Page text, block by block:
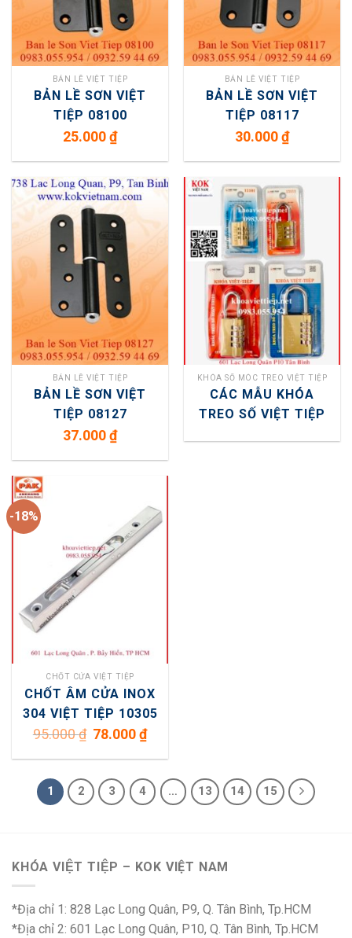
BẢN LỀ VIỆT TIỆP
BẢN LỀ SƠN VIỆT
TIỆP 08100
25.000₫
BẢN LỀ VIỆT TIỆP
BẢN LỀ SƠN VIỆT
TIỆP 08117
30.000₫
BẢN LỀ VIỆT TIỆP
BẢN LỀ SƠN VIỆT
TIỆP 08127
37.000₫
KHÓA SỐ MÓC TREO VIỆT TIỆP
CÁC MẪU KHÓA
TREO SỐ VIỆT TIỆP
-18%
CHỐT CỬA VIỆT TIỆP
CHỐT ÂM CỬA INOX
304 VIỆT TIỆP 10305
95.000₫ Giá
gốc
95.000 ₫.
78.000₫Giá
hiện
là:
1 2 3 4 … 13 14 15
KHÓA VIỆT TIỆP – KOK VIỆT NAM
*Địa chỉ 1: 828 Lạc Long Quân, P9, Q. Tân Bình, Tp.HCM
*Địa chỉ 2: 601 Lạc Long Quân, P10, Q. Tân Bình, Tp.HCM